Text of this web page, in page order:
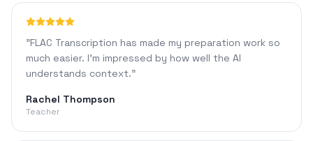
"FLAC Transcription has made my preparation work so
much easier. I'm impressed by how well the AI
understands context."
Rachel Thompson
Teacher